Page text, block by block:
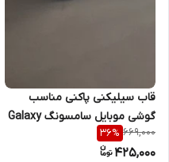
قاب سیلیکنی پاکنی مناسب
گوشی موبایل سامسونگ Galaxy
A03 Core
669,000
36%
425,000